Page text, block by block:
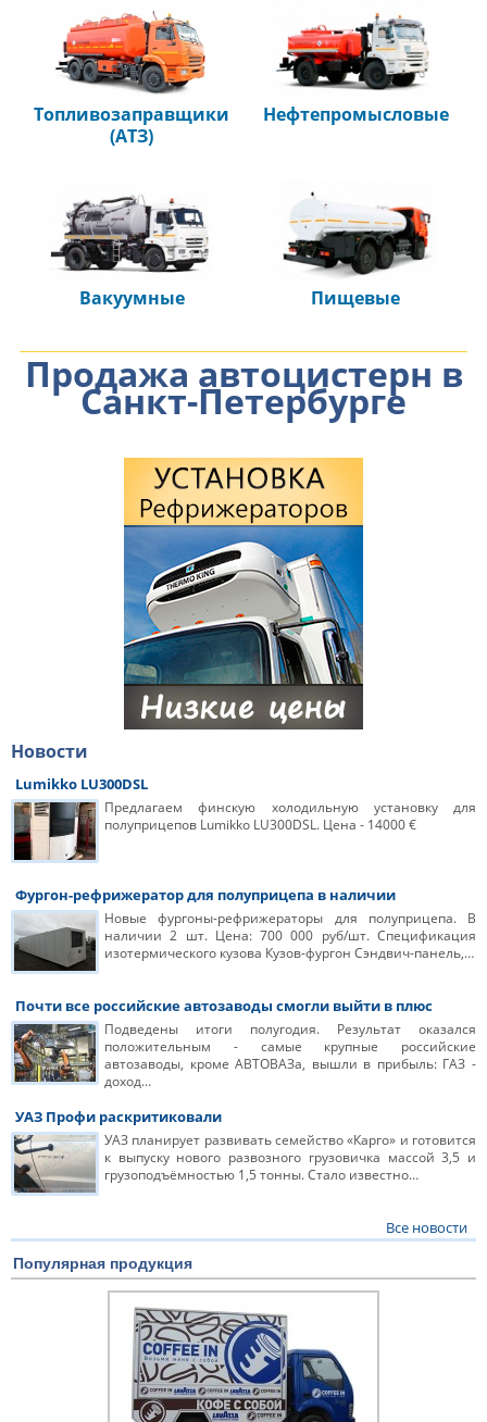
Топливозаправщики
(АТЗ)
Нефтепромысловые
Вакуумные Пищевые
Продажа автоцистерн в
Санкт-Петербурге
Новости
Lumikko LU300DSL
Предлагаем финскую холодильную установку для
полуприцепов Lumikko LU300DSL. Цена - 14000 €
Фургон-рефрижератор для полуприцепа в наличии
Новые фургоны-рефрижераторы для полуприцепа. В
наличии 2 шт. Цена: 700 000 руб/шт. Спецификация
изотермического кузова Кузов-фургон Сэндвич-панель,…
Почти все российские автозаводы смогли выйти в плюс
Подведены итоги полугодия. Результат оказался
положительным - самые крупные российские
автозаводы, кроме АВТОВАЗа, вышли в прибыль: ГАЗ -
доход…
УАЗ Профи раскритиковали
УАЗ планирует развивать семейство «Карго» и готовится
к выпуску нового развозного грузовичка массой 3,5 и
грузоподъёмностью 1,5 тонны. Стало известно…
Все новости
Популярная продукция